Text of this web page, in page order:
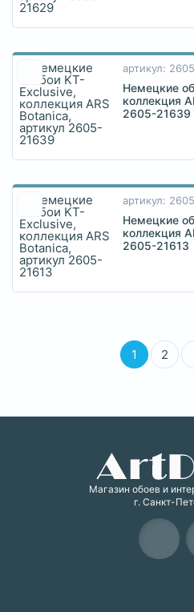
артикул:
Немецкие
коллекция
2605-21639
артикул:
Немецкие
коллекция
2605-21613
1 2
Магазин обоев и
г. Санкт-